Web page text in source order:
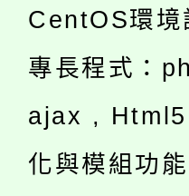
CentOS環
專長程式：
ajax ,
化與模組功能